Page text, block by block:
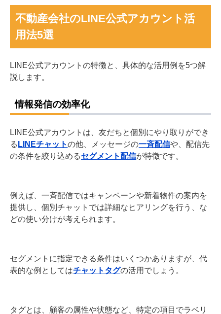
不動産会社のLINE公式アカウント活
用法5選
LINE公式アカウントの特徴と、具体的な活用例を5つ解
説します。
情報発信の効率化
LINE公式アカウントは、友だちと個別にやり取りができ
る
LINEチャットの他、メッセージの一斉配信や、配信先
の条件を絞り込めるセグメント配信が特徴です。
例えば、一斉配信ではキャンペーンや新着物件の案内を
提供し、個別チャットでは詳細なヒアリングを行う、な
どの使い分けが考えられます。
セグメントに指定できる条件はいくつかありますが、代
表的な例としてはチャットタグの活用でしょう。
タグとは、顧客の属性や状態など、特定の項目でラベリ